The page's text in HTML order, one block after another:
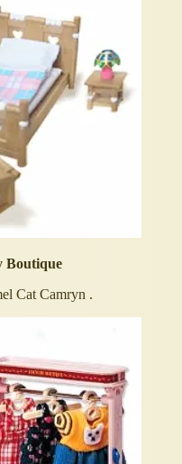
Boutique
Cat Camryn .